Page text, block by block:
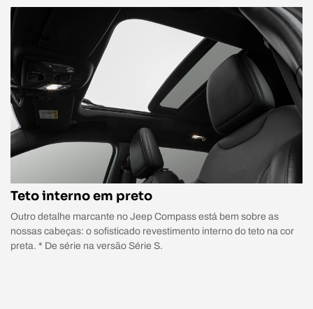
Teto interno em preto
Outro detalhe marcante no Jeep Compass está bem sobre as
nossas cabeças: o sofisticado revestimento interno do teto na cor
preta. * De série na versão Série S.